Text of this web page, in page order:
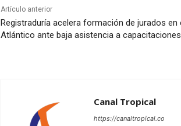
Artículo anterior
Registraduría acelera formación de jurados en
Atlántico ante baja asistencia a capacitaciones
Canal Tropical
https://canaltropical.co